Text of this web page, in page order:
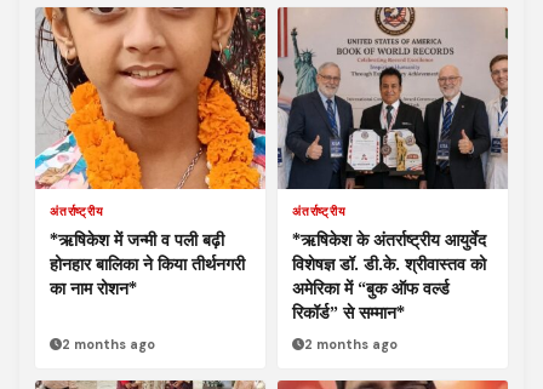
अंतर्राष्ट्रीय
*ऋषिकेश में जन्मी व पली बढ़ी
होनहार बालिका ने किया तीर्थनगरी
का नाम रोशन*
2 months ago
अंतर्राष्ट्रीय
*ऋषिकेश के अंतर्राष्ट्रीय आयुर्वेद
विशेषज्ञ डॉ. डी.के. श्रीवास्तव को
अमेरिका में “बुक ऑफ वर्ल्ड
रिकॉर्ड” से सम्मान*
2 months ago